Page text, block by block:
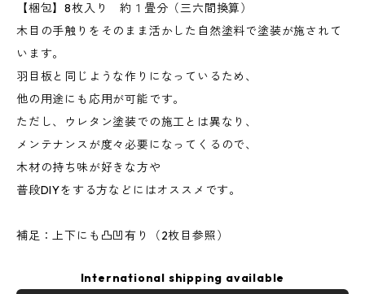
【梱包】8枚入り 約１畳分（三六間換算）
木目の手触りをそのまま活かした自然塗料で塗装が施されて
います。
羽目板と同じような作りになっているため、
他の用途にも応用が可能です。
ただし、ウレタン塗装での施工とは異なり、
メンテナンスが度々必要になってくるので、
木材の持ち味が好きな方や
普段DIYをする方などにはオススメです。
補足：上下にも凸凹有り（2枚目参照）
International shipping available